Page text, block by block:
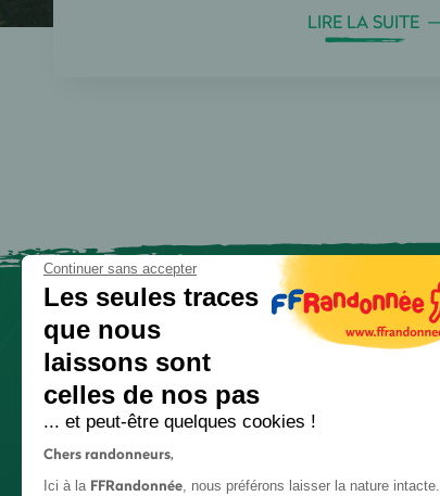
LIRE LA SUITE
Continuer sans accepter
Les seules traces
que nous
laissons sont
celles de nos pas
... et peut-être quelques cookies !
Chers randonneurs,
Ici à la FFRandonnée, nous préférons laisser la nature intacte.